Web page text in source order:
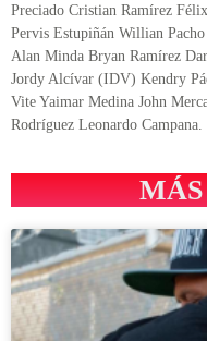
Preciado Cristian Ramírez
Pervis Estupiñán Willian
Alan Minda Bryan Ramírez
Jordy Alcívar (IDV) Kendry
Vite Yaimar Medina John
Rodríguez Leonardo Campana.